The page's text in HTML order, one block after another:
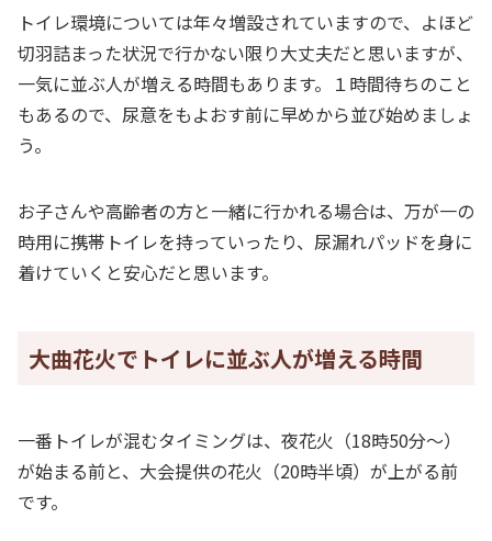
トイレ環境については年々増設されていますので、よほど
切羽詰まった状況で行かない限り大丈夫だと思いますが、
一気に並ぶ人が増える時間もあります。１時間待ちのこと
もあるので、尿意をもよおす前に早めから並び始めましょ
う。
お子さんや高齢者の方と一緒に行かれる場合は、万が一の
時用に携帯トイレを持っていったり、尿漏れパッドを身に
着けていくと安心だと思います。
大曲花火でトイレに並ぶ人が増える時間
一番トイレが混むタイミングは、夜花火（18時50分～）
が始まる前と、大会提供の花火（20時半頃）が上がる前
です。